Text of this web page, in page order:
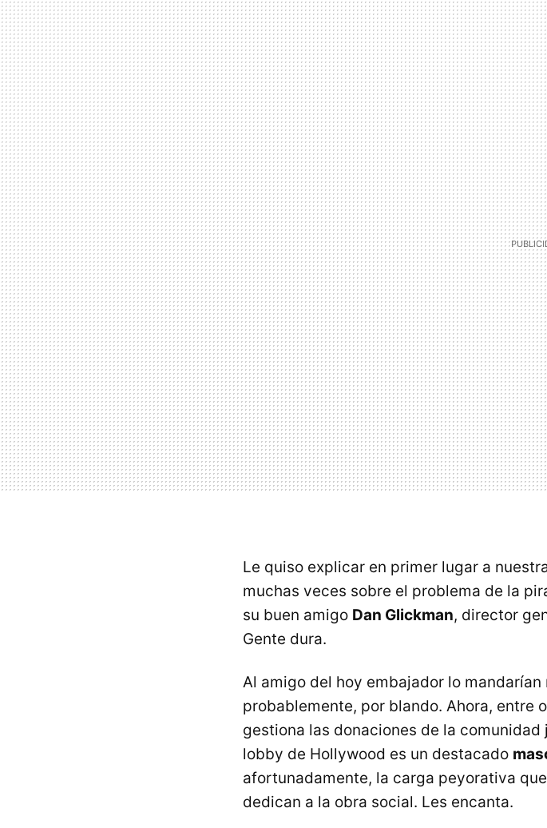
Le quiso explicar en primer lugar a
muchas veces sobre el problema de la
su buen amigo Dan Glickman, director
Gente dura.
Al amigo del hoy embajador lo
probablemente, por blando. Ahora, entre
gestiona las donaciones de la comunidad
lobby de Hollywood es un destacado
afortunadamente, la carga peyorativa
dedican a la obra social. Les encanta.